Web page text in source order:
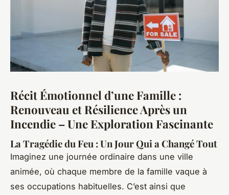
Récit Émotionnel d’une Famille :
Renouveau et Résilience Après un
Incendie – Une Exploration Fascinante
La Tragédie du Feu : Un Jour Qui a Changé Tout
Imaginez une journée ordinaire dans une ville
animée, où chaque membre de la famille vaque à
ses occupations habituelles. C’est ainsi que